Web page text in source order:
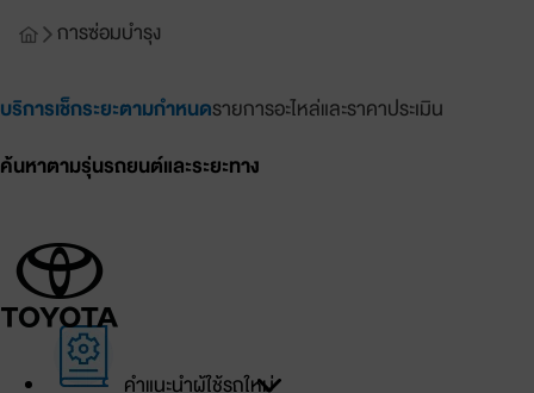
การซ่อมบำรุง
บริการเช็กระยะตามกำหนดรายการอะไหล่และราคาประเมิน
ค้นหาตามรุ่นรถยนต์และระยะทาง
คำแนะนำผู้ใช้รถใหม่
บัญชีของฉัน